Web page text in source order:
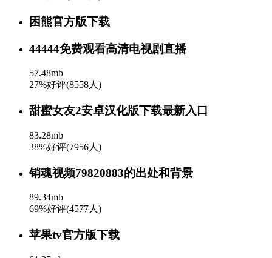
困熊官方版下载
44444免费观看高清电视剧直播
57.48mb
27%好评(8558人)
甜蜜女友2安卓汉化版下载最新入口
83.28mb
38%好评(7956人)
销魂视频79820883的出处和背景
89.34mb
69%好评(4577人)
苹果tv官方版下载